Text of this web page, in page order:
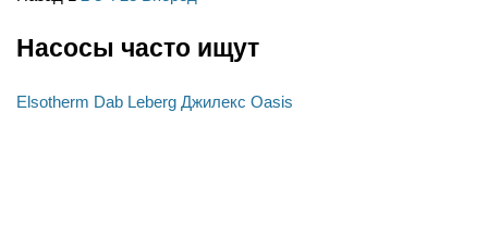
Насосы часто ищут
Elsotherm Dab Leberg Джилекс Oasis